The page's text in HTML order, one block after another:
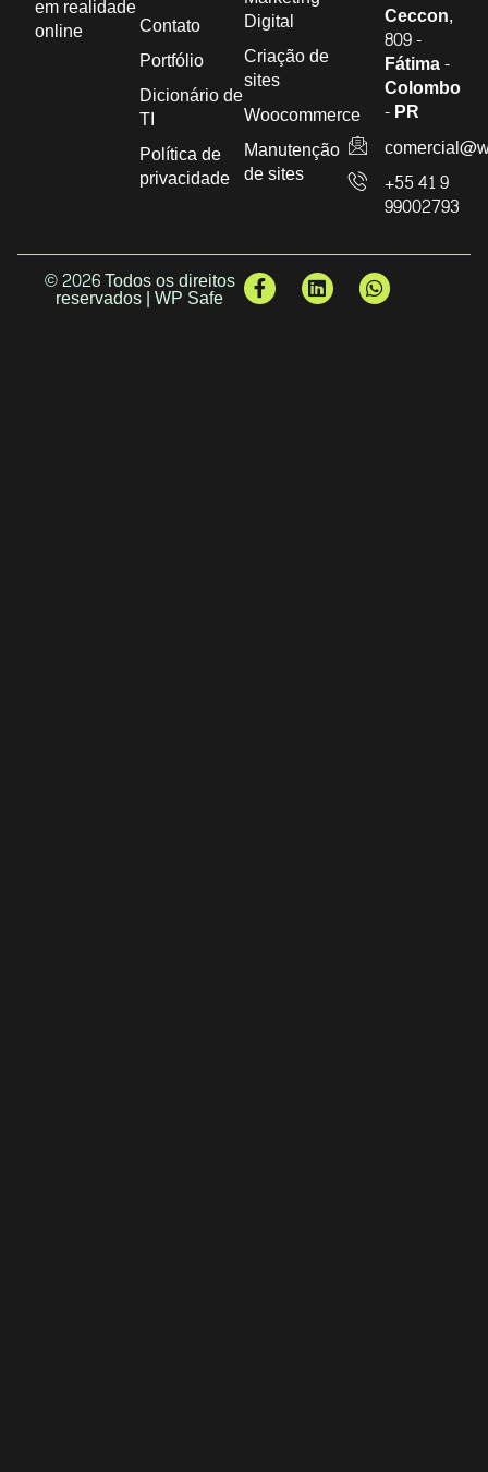
em realidade
online
Contato
Portfólio
Dicionário de
TI
Política de
privacidade
Digital
Criação de
sites
Woocommerce
Manutenção
de sites
Ceccon,
809 -
Fátima -
Colombo
- PR
+55 41 9
99002793
© 2026 Todos os direitos
reservados | WP Safe